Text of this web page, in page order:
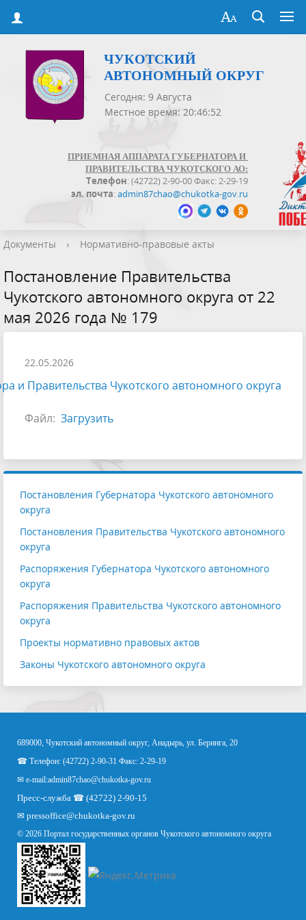
ЧУКОТСКИЙ
АВТОНОМНЫЙ ОКРУГ
Сегодня: 9 Августа
Местное время: 20:46:52
ПРИЕМНАЯ АППАРАТА ГУБЕРНАТОРА И
ПРАВИТЕЛЬСТВА ЧУКОТСКОГО АО:
Телефон: (42722) 2-90-00 Факс: 2-29-19
эл. почта:admin87chao@chukotka-gov.ru
Документы › Нормативно-правовые акты
Постановление Правительства
Чукотского автономного округа от 22
мая 2026 года № 179
22.05.2026
и Правительства Чукотского автономного округа
Файл: Загрузить
Постановления Губернатора Чукотского автономного
округа
Постановления Правительства Чукотского автономного
округа
Распоряжения Губернатора Чукотского автономного
округа
Распоряжения Правительства Чукотского автономного
округа
Проекты нормативно правовых актов
Законы Чукотского автономного округа
689000, Чукотский автономный округ, Анадырь, ул. Беринга, 20
☎ Телефон: (42722) 2-90-31 Факс: 2-29-19
✉ e-mail:admin87chao@chukotka-gov.ru
Пресс-служба ☎ (42722) 2-90-15
✉ pressoffice@chukotka-gov.ru
© 2026 Портал государственных органов Чукотского автономного округа